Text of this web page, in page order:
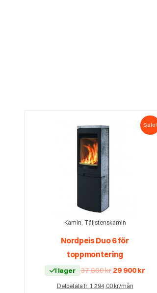
Sale!
Kamin, Täljstenskamin
Nordpeis Duo 6 för
toppmontering
I lager 37 600kr Det
ursprungliga
priset
var:
29 900kr
Delbetala fr. 1 294,00 kr/mån